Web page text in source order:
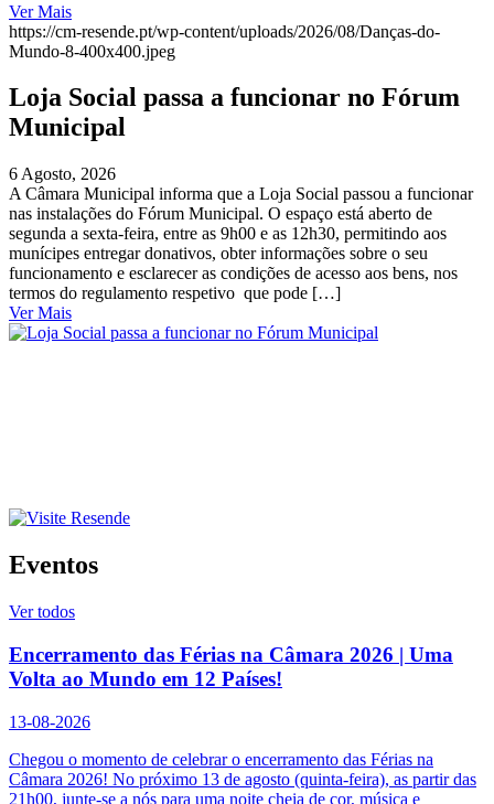
Ver Mais
https://cm-resende.pt/wp-content/uploads/2026/08/Danças-do-
Mundo-8-400x400.jpeg
Loja Social passa a funcionar no Fórum
Municipal
6 Agosto, 2026
A Câmara Municipal informa que a Loja Social passou a funcionar
nas instalações do Fórum Municipal. O espaço está aberto de
segunda a sexta-feira, entre as 9h00 e as 12h30, permitindo aos
munícipes entregar donativos, obter informações sobre o seu
funcionamento e esclarecer as condições de acesso aos bens, nos
termos do regulamento respetivo que pode […]
Ver Mais
Eventos
Ver todos
Encerramento das Férias na Câmara 2026 | Uma
Volta ao Mundo em 12 Países!
13-08-2026
Chegou o momento de celebrar o encerramento das Férias na
Câmara 2026! No próximo 13 de agosto (quinta-feira), as partir das
21h00, junte-se a nós para uma noite cheia de cor, música e